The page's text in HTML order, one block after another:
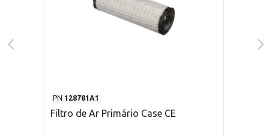
PN 128781A1
Filtro de Ar Primário Case CE